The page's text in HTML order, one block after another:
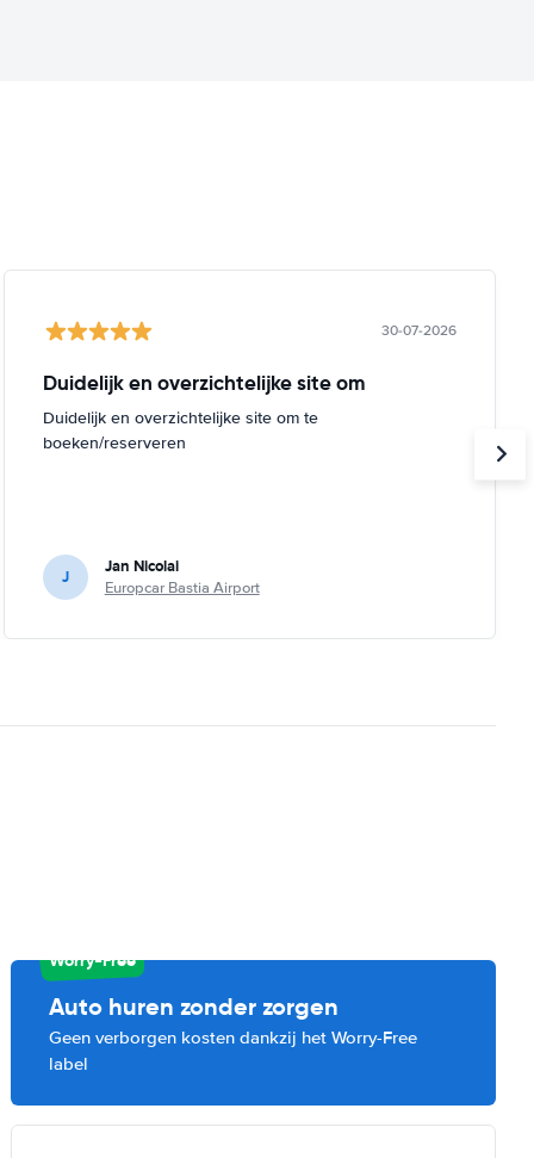
30-07-2026
Duidelijk en overzichtelijke site om
Duidelijk en overzichtelijke site om te
boeken/reserveren
J Jan Nicolai
Europcar Bastia Airport
Worry-Free
Auto huren zonder zorgen
Geen verborgen kosten dankzij het Worry-Free
label